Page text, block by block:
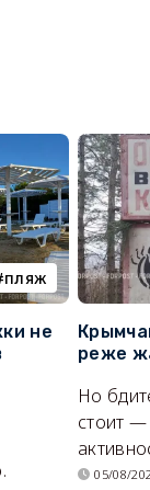
пляж
не
реже
Но
стоит —
05/08/